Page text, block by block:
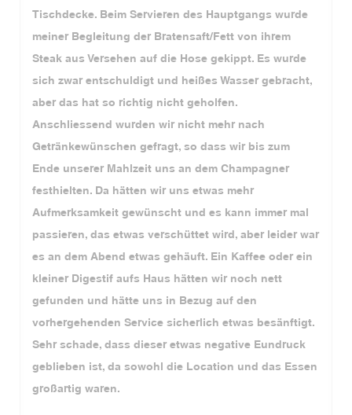
Tischdecke. Beim Servieren des Hauptgangs wurde
meiner Begleitung der Bratensaft/Fett von ihrem
Steak aus Versehen auf die Hose gekippt. Es wurde
sich zwar entschuldigt und heißes Wasser gebracht,
aber das hat so richtig nicht geholfen.
Anschliessend wurden wir nicht mehr nach
Getränkewünschen gefragt, so dass wir bis zum
Ende unserer Mahlzeit uns an dem Champagner
festhielten. Da hätten wir uns etwas mehr
Aufmerksamkeit gewünscht und es kann immer mal
passieren, das etwas verschüttet wird, aber leider war
es an dem Abend etwas gehäuft. Ein Kaffee oder ein
kleiner Digestif aufs Haus hätten wir noch nett
gefunden und hätte uns in Bezug auf den
vorhergehenden Service sicherlich etwas besänftigt.
Sehr schade, dass dieser etwas negative Eundruck
geblieben ist, da sowohl die Location und das Essen
großartig waren.